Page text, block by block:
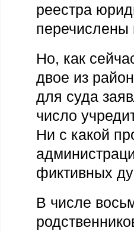
реестра
перечислены
Но, как
двое из
для суда
число
Ни с какой
фиктивных
В числе